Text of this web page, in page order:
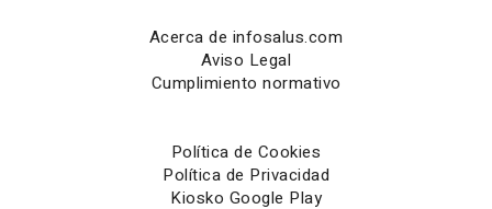
Acerca de infosalus.com
Aviso Legal
Cumplimiento normativo
Política de Cookies
Política de Privacidad
Kiosko Google Play